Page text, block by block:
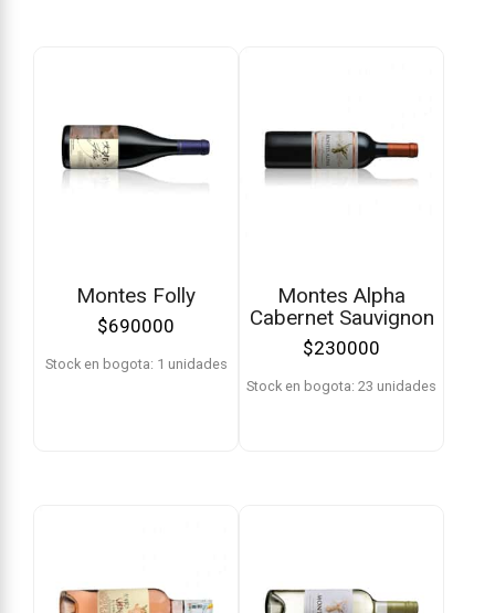
Montes Folly
$690000
Stock en bogota: 1 unidades
Montes Alpha
Cabernet Sauvignon
$230000
Stock en bogota: 23 unidades